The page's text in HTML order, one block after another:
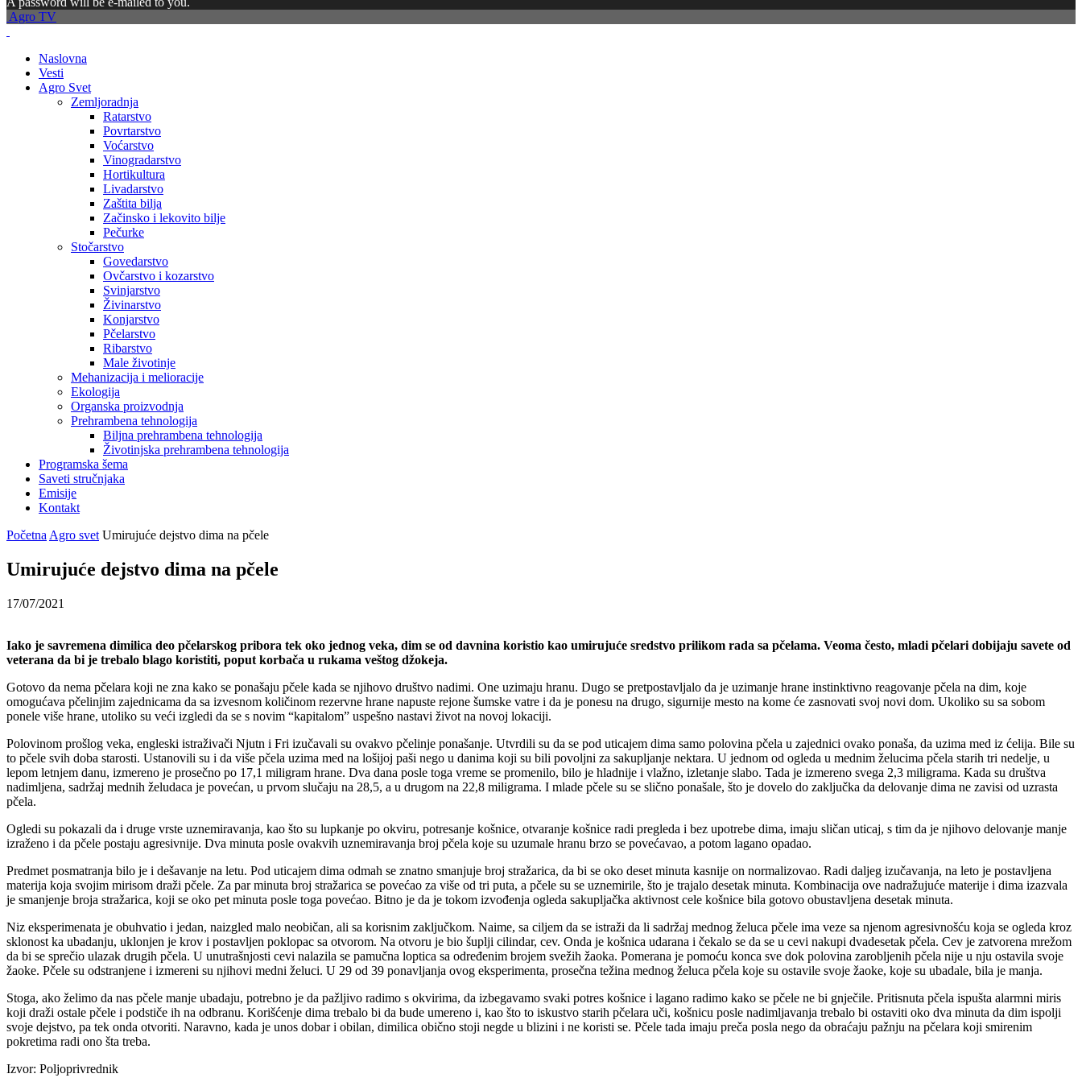
Agro TV
Naslovna
Vesti
Agro Svet
Zemljoradnja
Ratarstvo
Povrtarstvo
Voćarstvo
Vinogradarstvo
Hortikultura
Livadarstvo
Zaštita bilja
Začinsko i lekovito bilje
Pečurke
Stočarstvo
Govedarstvo
Ovčarstvo i kozarstvo
Svinjarstvo
Živinarstvo
Konjarstvo
Pčelarstvo
Ribarstvo
Male životinje
Mehanizacija i melioracije
Ekologija
Organska proizvodnja
Prehrambena tehnologija
Biljna prehrambena tehnologija
Životinjska prehrambena tehnologija
Programska šema
Saveti stručnjaka
Emisije
Kontakt
Početna Agro svet Umirujuće dejstvo dima na pčele
Umirujuće dejstvo dima na pčele
17/07/2021
Iako je savremena dimilica deo pčelarskog pribora tek oko jednog veka, dim se od davnina koristio kao umirujuće sredstvo prilikom rada sa pčelama. Veoma često, mladi pčelari dobijaju savete od
veterana da bi je trebalo blago koristiti, poput korbača u rukama veštog džokeja.
Gotovo da nema pčelara koji ne zna kako se ponašaju pčele kada se njihovo društvo nadimi. One uzimaju hranu. Dugo se pretpostavljalo da je uzimanje hrane instinktivno reagovanje pčela na dim, koje
omogućava pčelinjim zajednicama da sa izvesnom količinom rezervne hrane napuste rejone šumske vatre i da je ponesu na drugo, sigurnije mesto na kome će zasnovati svoj novi dom. Ukoliko su sa sobom
ponele više hrane, utoliko su veći izgledi da se s novim “kapitalom” uspešno nastavi život na novoj lokaciji.
Polovinom prošlog veka, engleski istraživači Njutn i Fri izučavali su ovakvo pčelinje ponašanje. Utvrdili su da se pod uticajem dima samo polovina pčela u zajednici ovako ponaša, da uzima med iz ćelija. Bile su
to pčele svih doba starosti. Ustanovili su i da više pčela uzima med na lošijoj paši nego u danima koji su bili povoljni za sakupljanje nektara. U jednom od ogleda u mednim želucima pčela starih tri nedelje, u
lepom letnjem danu, izmereno je prosečno po 17,1 miligram hrane. Dva dana posle toga vreme se promenilo, bilo je hladnije i vlažno, izletanje slabo. Tada je izmereno svega 2,3 miligrama. Kada su društva
nadimljena, sadržaj mednih želudaca je povećan, u prvom slučaju na 28,5, a u drugom na 22,8 miligrama. I mlade pčele su se slično ponašale, što je dovelo do zaključka da delovanje dima ne zavisi od uzrasta
pčela.
Ogledi su pokazali da i druge vrste uznemiravanja, kao što su lupkanje po okviru, potresanje košnice, otvaranje košnice radi pregleda i bez upotrebe dima, imaju sličan uticaj, s tim da je njihovo delovanje manje
izraženo i da pčele postaju agresivnije. Dva minuta posle ovakvih uznemiravanja broj pčela koje su uzumale hranu brzo se povećavao, a potom lagano opadao.
Predmet posmatranja bilo je i dešavanje na letu. Pod uticajem dima odmah se znatno smanjuje broj stražarica, da bi se oko deset minuta kasnije on normalizovao. Radi daljeg izučavanja, na leto je postavljena
materija koja svojim mirisom draži pčele. Za par minuta broj stražarica se povećao za više od tri puta, a pčele su se uznemirile, što je trajalo desetak minuta. Kombinacija ove nadražujuće materije i dima izazvala
je smanjenje broja stražarica, koji se oko pet minuta posle toga povećao. Bitno je da je tokom izvođenja ogleda sakupljačka aktivnost cele košnice bila gotovo obustavljena desetak minuta.
Niz eksperimenata je obuhvatio i jedan, naizgled malo neobičan, ali sa korisnim zaključkom. Naime, sa ciljem da se istraži da li sadržaj mednog želuca pčele ima veze sa njenom agresivnošću koja se ogleda kroz
sklonost ka ubadanju, uklonjen je krov i postavljen poklopac sa otvorom. Na otvoru je bio šuplji cilindar, cev. Onda je košnica udarana i čekalo se da se u cevi nakupi dvadesetak pčela. Cev je zatvorena mrežom
da bi se sprečio ulazak drugih pčela. U unutrašnjosti cevi nalazila se pamučna loptica sa određenim brojem svežih žaoka. Pomerana je pomoću konca sve dok polovina zarobljenih pčela nije u nju ostavila svoje
žaoke. Pčele su odstranjene i izmereni su njihovi medni želuci. U 29 od 39 ponavljanja ovog eksperimenta, prosečna težina mednog želuca pčela koje su ostavile svoje žaoke, koje su ubadale, bila je manja.
Stoga, ako želimo da nas pčele manje ubadaju, potrebno je da pažljivo radimo s okvirima, da izbegavamo svaki potres košnice i lagano radimo kako se pčele ne bi gnječile. Pritisnuta pčela ispušta alarmni miris
koji draži ostale pčele i podstiče ih na odbranu. Korišćenje dima trebalo bi da bude umereno i, kao što to iskustvo starih pčelara uči, košnicu posle nadimljavanja trebalo bi ostaviti oko dva minuta da dim ispolji
svoje dejstvo, pa tek onda otvoriti. Naravno, kada je unos dobar i obilan, dimilica obično stoji negde u blizini i ne koristi se. Pčele tada imaju preča posla nego da obraćaju pažnju na pčelara koji smirenim
pokretima radi ono šta treba.
Izvor: Poljoprivrednik